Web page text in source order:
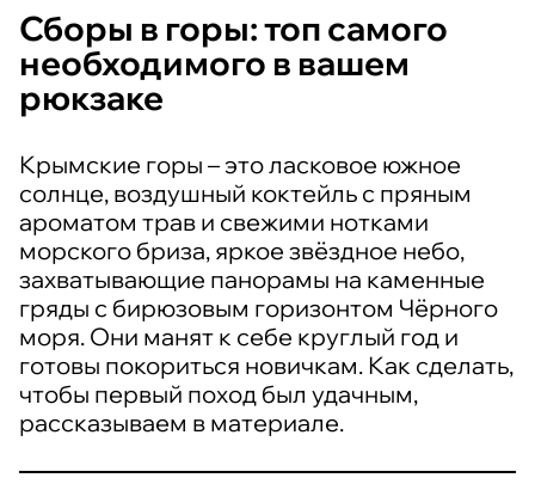
Сборы в горы: топ самого
необходимого в вашем
рюкзаке
Крымские горы – это ласковое южное
солнце, воздушный коктейль с пряным
ароматом трав и свежими нотками
морского бриза, яркое звёздное небо,
захватывающие панорамы на каменные
гряды с бирюзовым горизонтом Чёрного
моря. Они манят к себе круглый год и
готовы покориться новичкам. Как сделать,
чтобы первый поход был удачным,
рассказываем в материале.